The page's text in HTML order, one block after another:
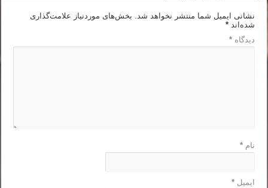
نشانی ایمیل شما منتشر نخواهد شد. بخش‌های موردنیاز علامت‌گذاری
شده‌اند*
دیدگاه*
نام*
ایمیل*